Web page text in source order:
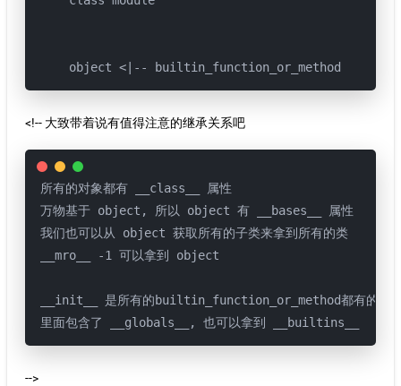
    object <|-- builtin_function_or_method
<!-- 大致带着说有值得注意的继承关系吧
所有的对象都有 __class__ 属性
万物基于 object, 所以 object 有 __bases__ 属性
我们也可以从 object 获取所有的子类来拿到所有的类
__mro__ -1 可以拿到 object
__init__ 是所有的builtin_function_or_method都有的方
里面包含了 __globals__, 也可以拿到 __builtins__
-->